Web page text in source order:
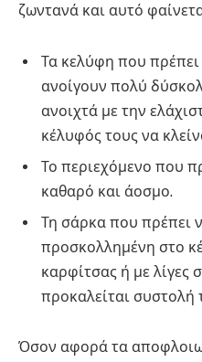
ζωντανά και αυτό
Τα κελύφη που πρέπει
ανοίγουν πολύ
ανοιχτά με την
κέλυφός τους να
Το περιεχόμενο που
καθαρό και άοσμο.
Τη σάρκα που πρέπει
προσκολλημένη στο
καρφίτσας ή με λίγες
προκαλείται συστολή
Όσον αφορά τα